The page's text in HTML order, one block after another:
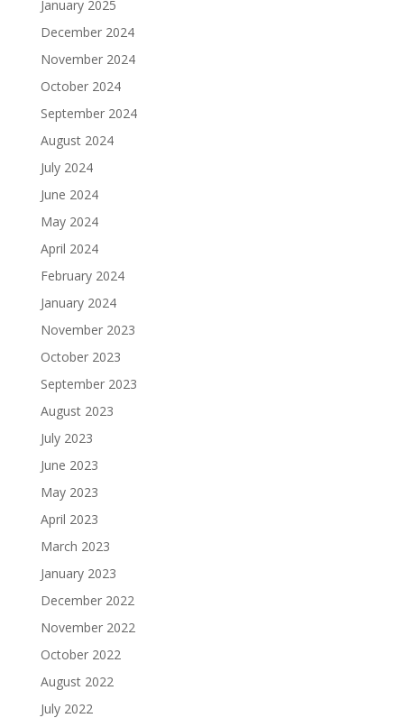
January 2025
December 2024
November 2024
October 2024
September 2024
August 2024
July 2024
June 2024
May 2024
April 2024
February 2024
January 2024
November 2023
October 2023
September 2023
August 2023
July 2023
June 2023
May 2023
April 2023
March 2023
January 2023
December 2022
November 2022
October 2022
August 2022
July 2022